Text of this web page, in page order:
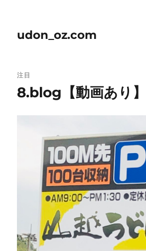
udon_oz.com
注目
8.blog【動画あり】